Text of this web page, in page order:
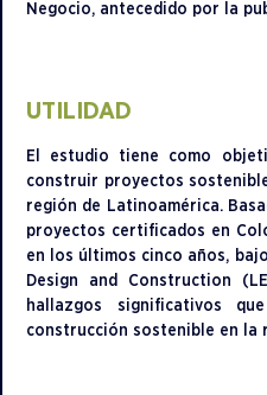
Negocio, antecedido por la
UTILIDAD
El estudio tiene como
construir proyectos
región de Latinoamérica.
proyectos certificados en
en los últimos cinco años,
Design and Construction
hallazgos significativos
construcción sostenible en la